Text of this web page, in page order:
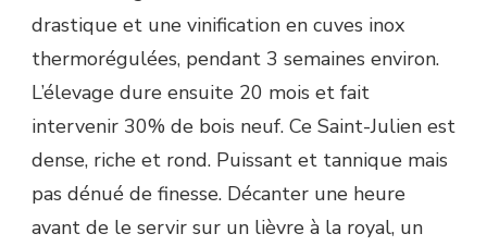
drastique et une vinification en cuves inox
thermorégulées, pendant 3 semaines environ.
L’élevage dure ensuite 20 mois et fait
intervenir 30% de bois neuf. Ce Saint-Julien est
dense, riche et rond. Puissant et tannique mais
pas dénué de finesse. Décanter une heure
avant de le servir sur un lièvre à la royal, un